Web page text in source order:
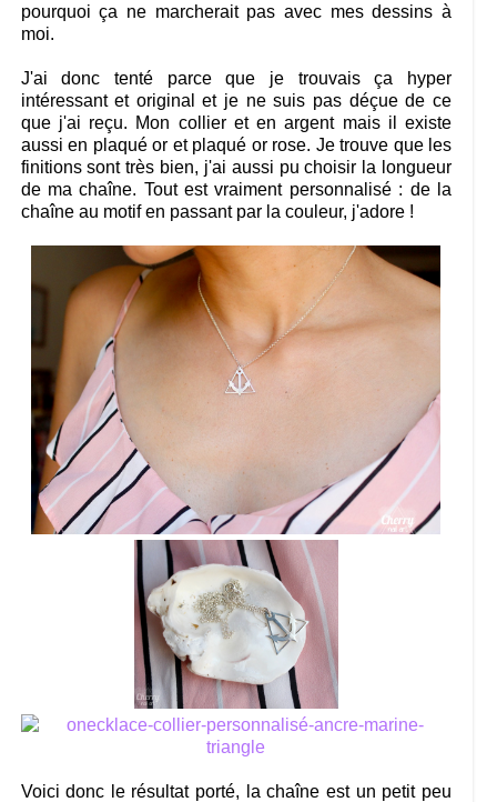
pourquoi ça ne marcherait pas avec mes dessins à
moi.
J'ai donc tenté parce que je trouvais ça hyper
intéressant et original et je ne suis pas déçue de ce
que j'ai reçu. Mon collier et en argent mais il existe
aussi en plaqué or et plaqué or rose. Je trouve que les
finitions sont très bien, j'ai aussi pu choisir la longueur
de ma chaîne. Tout est vraiment personnalisé : de la
chaîne au motif en passant par la couleur, j'adore !
Voici donc le résultat porté, la chaîne est un petit peu